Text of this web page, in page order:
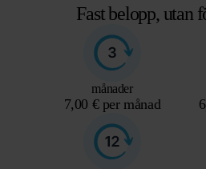
Fast belopp, utan
månader
7,00 € per månad